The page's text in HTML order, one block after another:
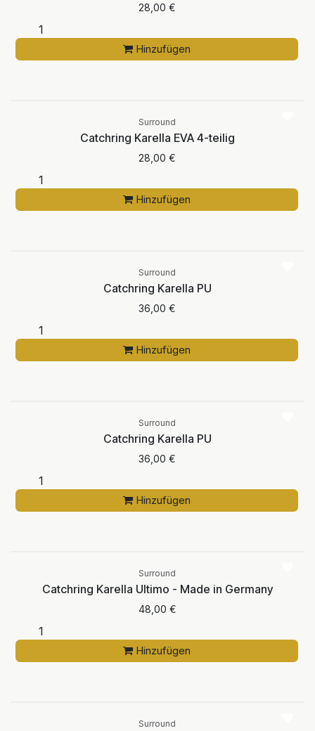
28,00 €
Hinzufügen
Surround
Catchring Karella EVA 4-teilig
28,00 €
Hinzufügen
Surround
Catchring Karella PU
36,00 €
Hinzufügen
Surround
Catchring Karella PU
36,00 €
Hinzufügen
Surround
Catchring Karella Ultimo - Made in Germany
48,00 €
Hinzufügen
Surround